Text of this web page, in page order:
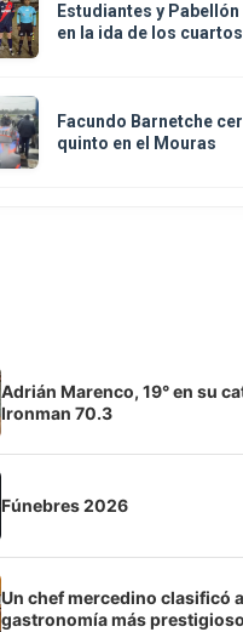
Estudiantes y
en la ida de los cuartos
Facundo Barnetche
quinto en el Mouras
Adrián Marenco, 19° en su
Ironman 70.3
Fúnebres 2026
Un chef mercedino clasificó
gastronomía más